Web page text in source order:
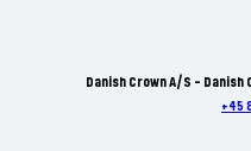
Danish Crown A/S - Danish
+45